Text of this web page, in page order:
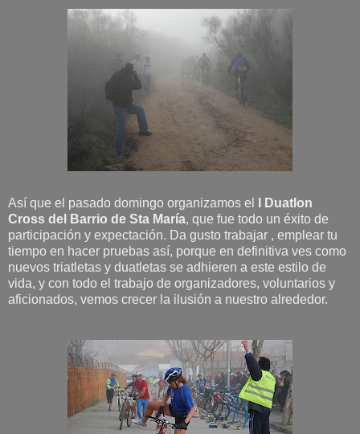
Así que el pasado domingo organizamos el
I Duatlon
Cross del Barrio de Sta María, que fue todo un éxito de
participación y expectación. Da gusto trabajar , emplear tu
tiempo en hacer pruebas así, porque en definitiva ves como
nuevos triatletas y duatletas se adhieren a este estilo de
vida, y con todo el trabajo de organizadores, voluntarios y
aficionados, vemos crecer la ilusión a nuestro alrededor.